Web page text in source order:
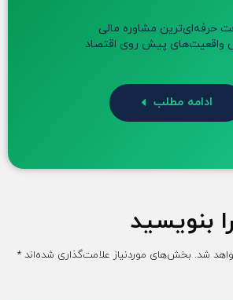
حرفه‌ای‌ترین مشاوره مالی
واقعیت‌های پیش روی اقتصاد
ادامه مطلب
بنویسید
شد. بخش‌های موردنیاز علامت‌گذاری شده‌اند *